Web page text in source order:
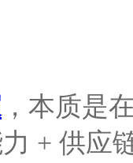
，本质是
+ 供应